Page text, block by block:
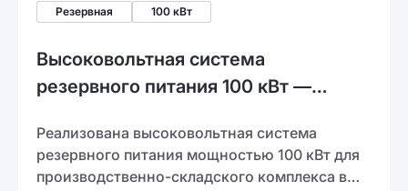
Резервная 100 кВт
Высоковольтная система
резервного питания 100 кВт —
Реализована высоковольтная система
резервного питания мощностью 100 кВт для
производственно-складского комплекса в